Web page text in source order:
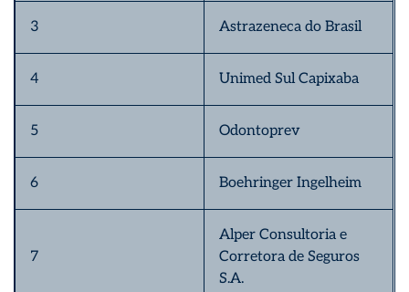
3 Astrazeneca do Brasil
4 Unimed Sul Capixaba
5 Odontoprev
6 Boehringer Ingelheim
7
Alper Consultoria e
Corretora de Seguros
S.A.